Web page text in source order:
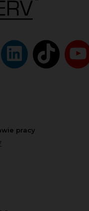
pracy